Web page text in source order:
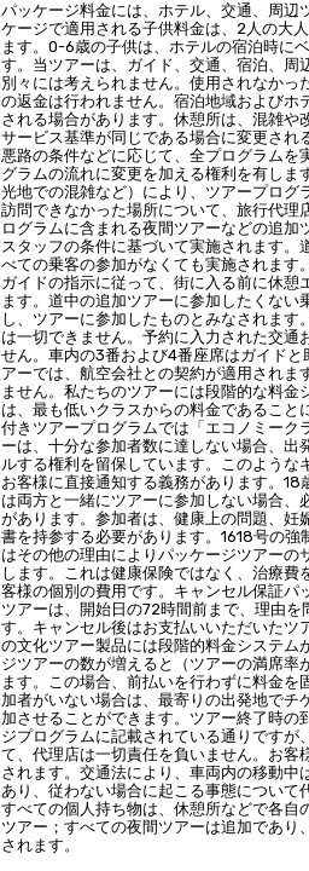
パッケージ料金には、ホテル、交通、周辺
ケージで適用される子供料金は、2人の大
ます。0-6歳の子供は、ホテルの宿泊時に
す。当ツアーは、ガイド、交通、宿泊、周
別々には考えられません。使用されなかっ
の返金は行われません。宿泊地域およびホ
される場合があります。休憩所は、混雑や
サービス基準が同じである場合に変更され
悪路の条件などに応じて、全プログラムを
グラムの流れに変更を加える権利を有しま
光地での混雑など）により、ツアープログ
訪問できなかった場所について、旅行代理
ログラムに含まれる夜間ツアーなどの追加
スタッフの条件に基づいて実施されます。
べての乗客の参加がなくても実施されます
ガイドの指示に従って、街に入る前に休憩
ます。道中の追加ツアーに参加したくな
し、ツアーに参加したものとみなされま
は一切できません。予約に入力された交通
せん。車内の3番および4番座席はガイド
アーでは、航空会社との契約が適用されま
ません。私たちのツアーには段階的な料
は、最も低いクラスからの料金であること
付きツアープログラムでは「エコノミーク
ーは、十分な参加者数に達しない場合、
ルする権利を留保しています。このような
お客様に直接通知する義務があります。
は両方と一緒にツアーに参加しない場合、
があります。参加者は、健康上の問題、妊
書を持参する必要があります。1618号の
はその他の理由によりパッケージツアーの
します。これは健康保険ではなく、治療費
客様の個別の費用です。キャンセル保証パ
ツアーは、開始日の72時間前まで、理由を
す。キャンセル後はお支払いいただいたツ
の文化ツアー製品には段階的料金システム
ジツアーの数が増えると（ツアーの満席率
ます。この場合、前払いを行わずに料金を
加者がいない場合は、最寄りの出発地でチ
加させることができます。ツアー終了時の
ジプログラムに記載されている通りですが
て、代理店は一切責任を負いません。お客
されます。交通法により、車両内の移動中
あり、従わない場合に起こる事態について
すべての個人持ち物は、休憩所などで各自
ツアー；すべての夜間ツアーは追加であり
されます。